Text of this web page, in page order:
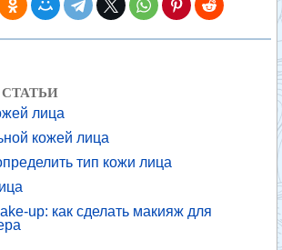
лица
кожей лица
тип кожи лица
up: как сделать макияж для